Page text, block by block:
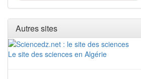
Autres sites
Le site des sciences en Algérie